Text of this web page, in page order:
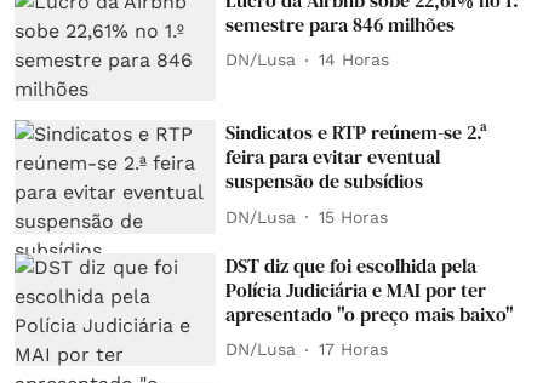
semestre para 846 milhões
DN/Lusa 14 Horas
Sindicatos e RTP reúnem-se 2.ª
feira para evitar eventual
suspensão de subsídios
DN/Lusa 15 Horas
DST diz que foi escolhida pela
Polícia Judiciária e MAI por ter
apresentado "o preço mais baixo"
DN/Lusa 17 Horas